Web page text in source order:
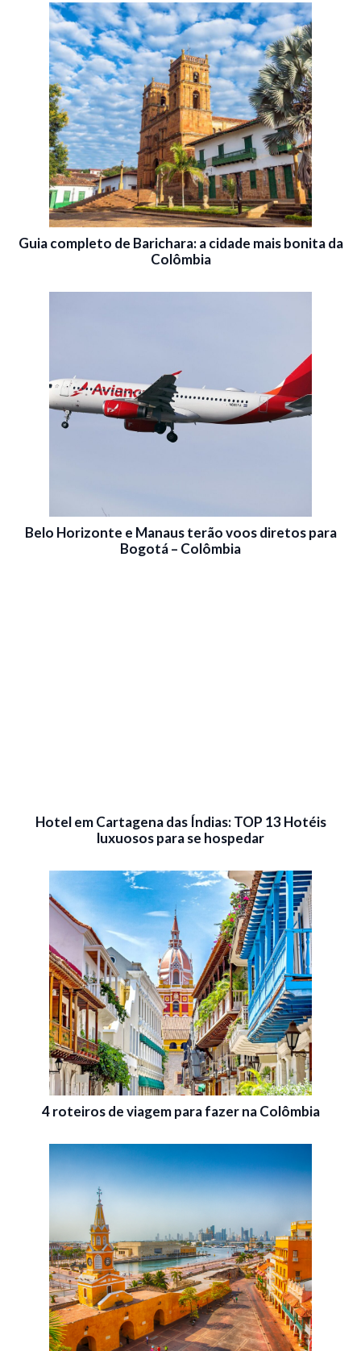
Guia completo de Barichara: a cidade mais bonita da
Colômbia
Belo Horizonte e Manaus terão voos diretos para
Bogotá – Colômbia
Hotel em Cartagena das Índias: TOP 13 Hotéis
luxuosos para se hospedar
4 roteiros de viagem para fazer na Colômbia